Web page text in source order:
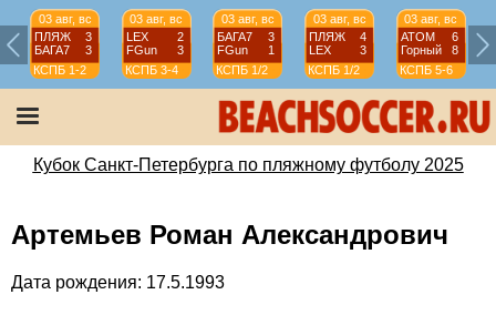
03 авг, вс
ПЛЯЖ
3
БАГА7
3
КСПБ 1-2
03 авг, вс
LEX
2
FGun
3
КСПБ 3-4
03 авг, вс
БАГА7
3
FGun
1
КСПБ 1/2
03 авг, вс
ПЛЯЖ
4
LEX
3
КСПБ 1/2
03 авг, вс
АТОМ
6
Горный
8
КСПБ 5-6
Кубок Санкт-Петербурга по пляжному футболу 2025
Артемьев Роман Александрович
Дата рождения: 17.5.1993